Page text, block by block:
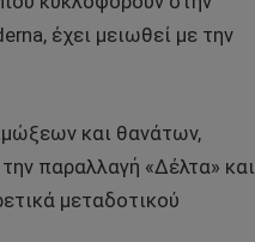
έχει μειωθεί με την
και θανάτων,
παραλλαγή «Δέλτα» και
μεταδοτικού